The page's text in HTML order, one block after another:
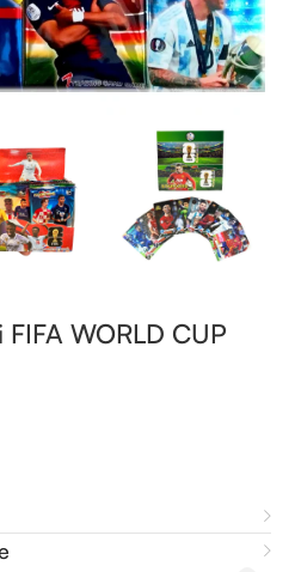
mări
WORLD CUP